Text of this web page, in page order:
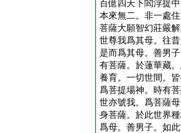
百億四天下閻浮提
本來無二。非一處
菩薩大願智幻莊嚴
世尊我爲其母。往
是而爲其母。善男
有菩薩。於蓮華藏
養育。一切世間。
爲菩提場神。時有
世亦號我。爲菩薩
身菩薩。於此世界
爲母。善男子。如